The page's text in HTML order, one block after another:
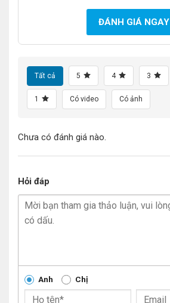
ĐÁNH GIÁ NGAY
Tất cả 5 4 3
1 Có video Có ảnh
Chưa có đánh giá nào.
Hỏi đáp
Anh Chị